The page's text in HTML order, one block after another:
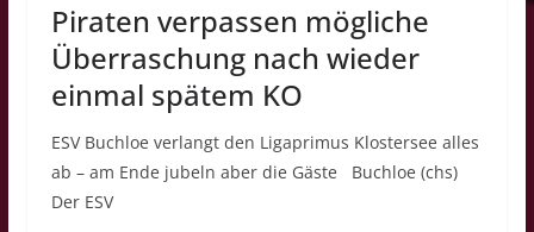
Piraten verpassen mögliche
Überraschung nach wieder
einmal spätem KO
ESV Buchloe verlangt den Ligaprimus Klostersee alles
ab – am Ende jubeln aber die Gäste Buchloe (chs)
Der ESV